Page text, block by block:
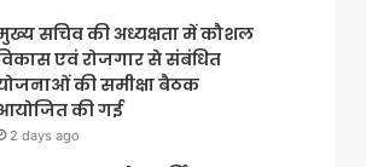
सचिव की अध्यक्षता में कौशल
एवं रोजगार से संबंधित
की समीक्षा बैठक
की गई
2 days ago